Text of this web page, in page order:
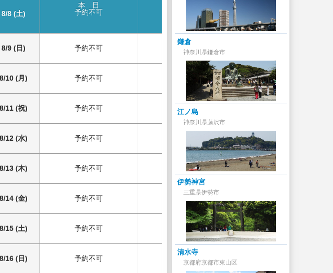
8/8 (土)
本 日
予約不可
8/9 (日) 予約不可
8/10 (月) 予約不可
8/11 (祝) 予約不可
8/12 (水) 予約不可
8/13 (木) 予約不可
8/14 (金) 予約不可
8/15 (土) 予約不可
8/16 (日) 予約不可
鎌倉
神奈川県鎌倉市
江ノ島
神奈川県藤沢市
伊勢神宮
三重県伊勢市
清水寺
京都府京都市東山区